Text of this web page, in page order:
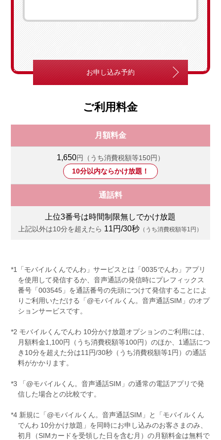
お申し込み予約
ご利用料金
月額料金
1,650円（うち消費税額等150円）
10分以内ならかけ放題！
通話料
上位3番号は時間制限無しでかけ放題
上記以外は10分を超えたら 11円/30秒 （うち消費税額等1円）
*1「モバイルくんでんわ」サービスとは「0035でんわ」アプリ
を使用して発信するか、音声通話の発信時にプレフィックス
番号「003545」を通話番号の先頭につけて発信することによ
りご利用いただける「@モバイルくん。音声通話SIM」のオプ
ションサービスです。
*2 モバイルくんでんわ 10分かけ放題オプションのご利用には、
月額料金1,100円（うち消費税額等100円）のほか、1通話につ
き10分を超えた分は11円/30秒（うち消費税額等1円）の通話
料がかかります。
*3 「@モバイルくん。音声通話SIM」の通常の電話アプリで発
信した場合との比較です。
*4 新規に「@モバイルくん。音声通話SIM」と「モバイルくん
でんわ 10分かけ放題」を同時にお申し込みのお客さまのみ、
初月（SIMカードを受領した日を含む月）の月額料金は無料で